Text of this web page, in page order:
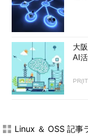
大
AI
Linux ＆ OSS 記事